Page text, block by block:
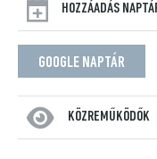
HOZZÁADÁS
GOOGLE NAPTÁR
KÖZREMŰKÖDŐK